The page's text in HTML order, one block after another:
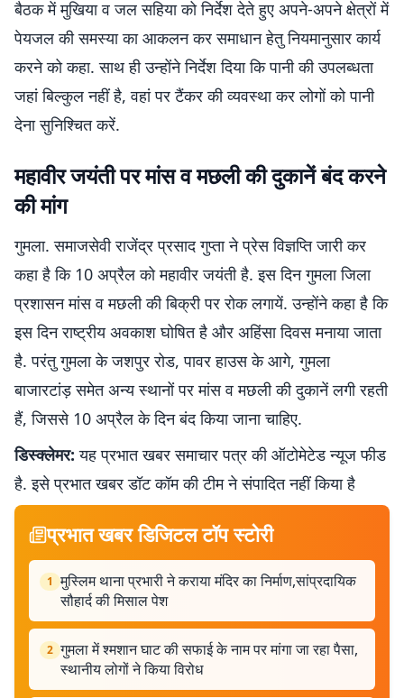
बैठक में मुखिया व जल सहिया को निर्देश देते हुए अपने-अपने क्षेत्रों में
पेयजल की समस्या का आकलन कर समाधान हेतु नियमानुसार कार्य
करने को कहा. साथ ही उन्होंने निर्देश दिया कि पानी की उपलब्धता
जहां बिल्कुल नहीं है, वहां पर टैंकर की व्यवस्था कर लोगों को पानी
देना सुनिश्चित करें.
महावीर जयंती पर मांस व मछली की दुकानें बंद करने
की मांग
गुमला. समाजसेवी राजेंद्र प्रसाद गुप्ता ने प्रेस विज्ञप्ति जारी कर
कहा है कि 10 अप्रैल को महावीर जयंती है. इस दिन गुमला जिला
प्रशासन मांस व मछली की बिक्री पर रोक लगायें. उन्होंने कहा है कि
इस दिन राष्ट्रीय अवकाश घोषित है और अहिंसा दिवस मनाया जाता
है. परंतु गुमला के जशपुर रोड, पावर हाउस के आगे, गुमला
बाजारटांड़ समेत अन्य स्थानों पर मांस व मछली की दुकानें लगी रहती
हैं, जिससे 10 अप्रैल के दिन बंद किया जाना चाहिए.
डिस्क्लेमर: यह प्रभात खबर समाचार पत्र की ऑटोमेटेड न्यूज फीड
है. इसे प्रभात खबर डॉट कॉम की टीम ने संपादित नहीं किया है
प्रभात खबर डिजिटल टॉप स्टोरी
1 मुस्लिम थाना प्रभारी ने कराया मंदिर का निर्माण,सांप्रदायिक
सौहार्द की मिसाल पेश
2 गुमला में श्मशान घाट की सफाई के नाम पर मांगा जा रहा पैसा,
स्थानीय लोगों ने किया विरोध